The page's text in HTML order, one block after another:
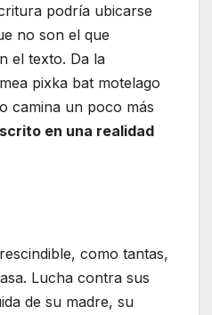
podría ubicarse
no son el que
el texto. Da la
pixka bat motelago
camina un poco más
en una realidad
como tantas,
Lucha contra sus
de su madre, su